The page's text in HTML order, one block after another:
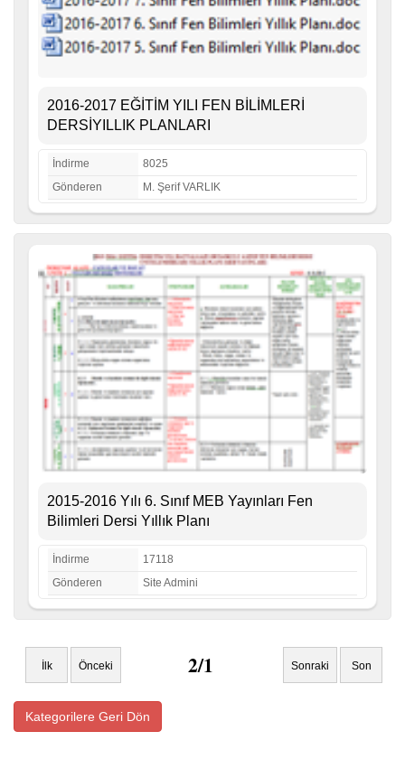
2016-2017 EĞİTİM YILI FEN BİLİMLERİ
DERSİYILLIK PLANLARI
İndirme
8025
Gönderen
M. Şerif VARLIK
2015-2016 Yılı 6. Sınıf MEB Yayınları Fen
Bilimleri Dersi Yıllık Planı
İndirme
17118
Gönderen
Site Admini
İlk Önceki 2/1 Sonraki Son
Kategorilere Geri Dön